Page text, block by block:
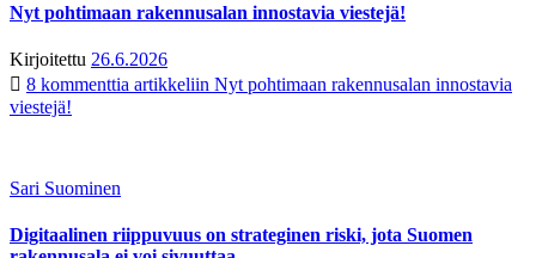
Nyt pohtimaan rakennusalan innostavia viestejä!
Kirjoitettu 26.6.2026
8 kommenttia artikkeliin Nyt pohtimaan rakennusalan innostavia
viestejä!
Sari Suominen
Digitaalinen riippuvuus on strateginen riski, jota Suomen